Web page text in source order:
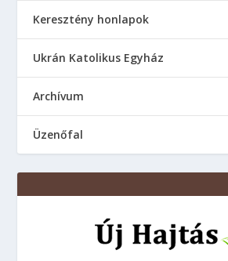
Keresztény honlapok
Ukrán Katolikus Egyház
Аrchívum
Üzenőfal